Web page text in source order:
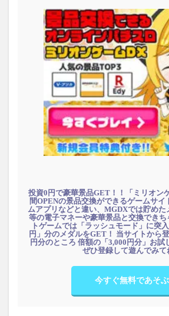
投資0円で豪華景品GET！！「ミリオン
間OPENの景品交換ができるゲームサイ
ムアプリなどと違い、MGDXでは貯めた
等の電子マネーや豪華景品と交換できち
トゲームでは「ラッシュモード」に突
円」分のメダルをGET！ 当サイトから
円分のところ 倍額の「3,000円分」お試
ぜひ登録して遊んでみて
今すぐ無料であそぶ